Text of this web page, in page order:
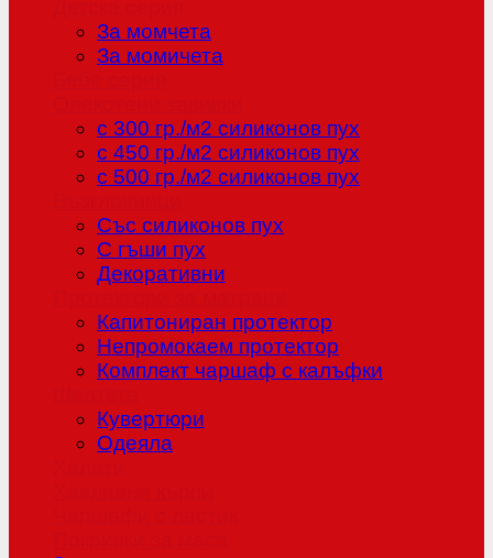
За момчета
За момичета
с 300 гр./м2 силиконов пух
с 450 гр./м2 силиконов пух
с 500 гр./м2 силиконов пух
Със силиконов пух
С гъши пух
Декоративни
Капитониран протектор
Непромокаем протектор
Комплект чаршаф с калъфки
Кувертюри
Одеяла